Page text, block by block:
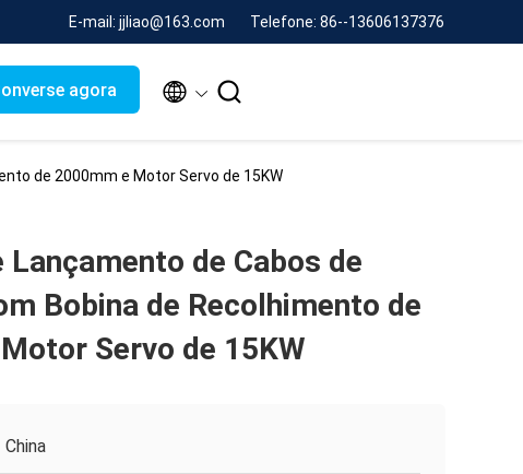
E-mail: jjliao@163.com Telefone: 86--13606137376
agora  
de 2000mm e Motor Servo de 15KW
Lançamento de Cabos de
Bobina de Recolhimento de
Servo de 15KW
China